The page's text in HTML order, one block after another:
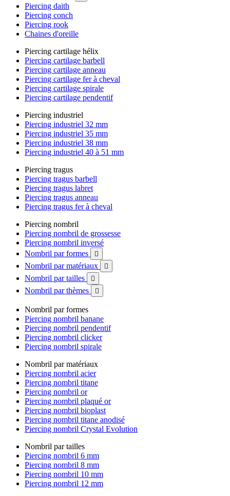
Piercing daith
Piercing conch
Piercing rook
Chaines d'oreille
Piercing cartilage hélix
Piercing cartilage barbell
Piercing cartilage anneau
Piercing cartilage fer à cheval
Piercing cartilage spirale
Piercing cartilage pendentif
Piercing industriel
Piercing industriel 32 mm
Piercing industriel 35 mm
Piercing industriel 38 mm
Piercing industriel 40 à 51 mm
Piercing tragus
Piercing tragus barbell
Piercing tragus labret
Piercing tragus anneau
Piercing tragus fer à cheval
Piercing nombril
Piercing nombril de grossesse
Piercing nombril inversé
Nombril par formes

Nombril par matériaux 
Nombril par tailles 
Nombril par thèmes 
Nombril par formes
Piercing nombril banane
Piercing nombril pendentif
Piercing nombril clicker
Piercing nombril spirale
Nombril par matériaux
Piercing nombril acier
Piercing nombril titane
Piercing nombril or
Piercing nombril plaqué or
Piercing nombril bioplast
Piercing nombril titane anodisé
Piercing nombril Crystal Evolution
Nombril par tailles
Piercing nombril 6 mm
Piercing nombril 8 mm
Piercing nombril 10 mm
Piercing nombril 12 mm